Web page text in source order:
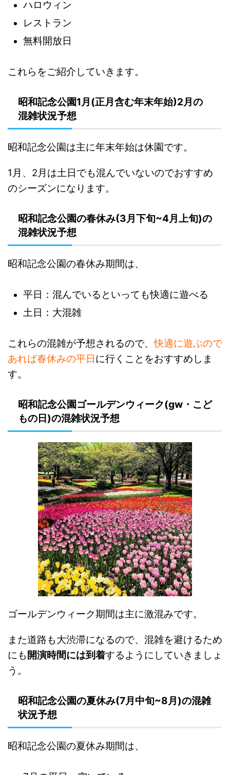
ハロウィン
レストラン
無料開放日
これらをご紹介していきます。
昭和記念公園1月(正月含む年末年始)2月の
混雑状況予想
昭和記念公園は主に年末年始は休園です。
1月、2月は土日でも混んでいないのでおすすめ
のシーズンになります。
昭和記念公園の春休み(3月下旬~4月上旬)の
混雑状況予想
昭和記念公園の春休み期間は、
平日：混んでいるといっても快適に遊べる
土日：大混雑
これらの混雑が予想されるので、快適に遊ぶので
あれば春休みの平日に行くことをおすすめしま
す。
昭和記念公園ゴールデンウィーク(gw・こど
もの日)の混雑状況予想
ゴールデンウィーク期間は主に激混みです。
また道路も大渋滞になるので、混雑を避けるため
にも 開演時間には到着するようにしていきましょ
う。
昭和記念公園の夏休み(7月中旬~8月)の混雑
状況予想
昭和記念公園の夏休み期間は、